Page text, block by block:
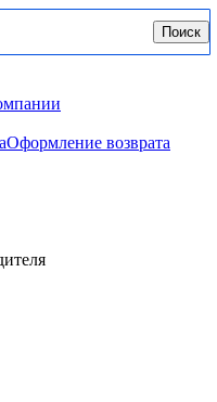
Поиск
Оформление возврата